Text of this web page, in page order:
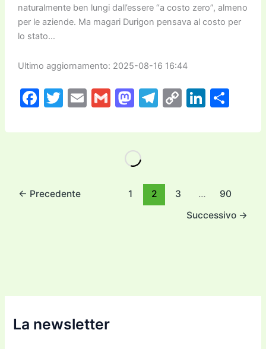
naturalmente ben lungi dall’essere “a costo zero”, almeno
per le aziende. Ma magari Durigon pensava al costo per
lo stato…
Ultimo aggiornamento: 2025-08-16 16:44
F
c
o
T
itt
E
ai
G
ai
M
st
o
d
n
T
e
C
p
k
Li
k
n
C
n
di
← Precedente 1 2 3 …
90
Successivo →
La newsletter